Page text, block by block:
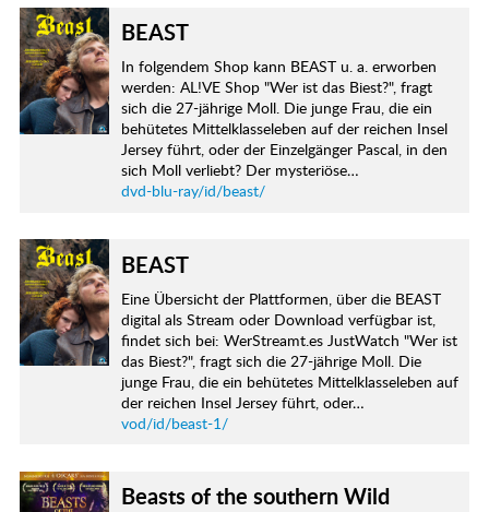
BEAST
In folgendem Shop kann BEAST u. a. erworben
werden: AL!VE Shop "Wer ist das Biest?", fragt
sich die 27-jährige Moll. Die junge Frau, die ein
behütetes Mittelklasseleben auf der reichen Insel
Jersey führt, oder der Einzelgänger Pascal, in den
sich Moll verliebt? Der mysteriöse…
dvd-blu-ray/id/beast/
BEAST
Eine Übersicht der Plattformen, über die BEAST
digital als Stream oder Download verfügbar ist,
findet sich bei: WerStreamt.es JustWatch "Wer ist
das Biest?", fragt sich die 27-jährige Moll. Die
junge Frau, die ein behütetes Mittelklasseleben auf
der reichen Insel Jersey führt, oder…
vod/id/beast-1/
Beasts of the southern Wild